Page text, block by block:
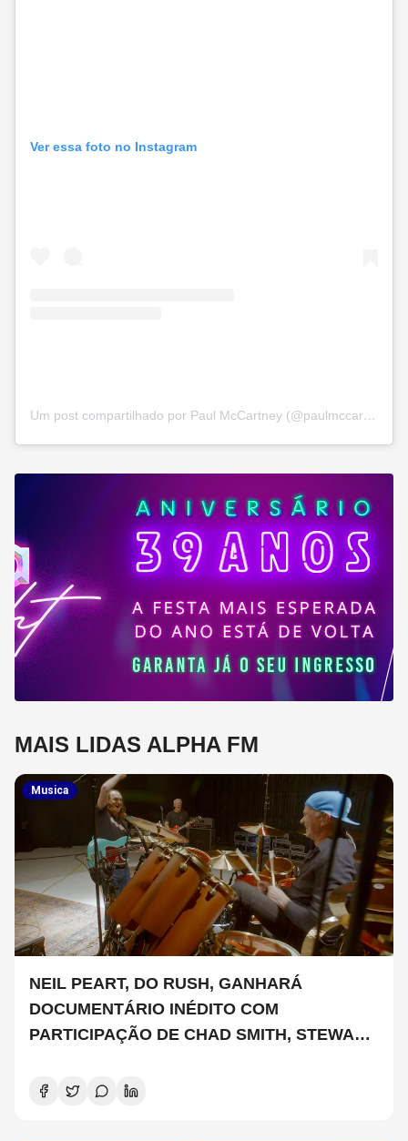
Ver essa foto no Instagram
Um post compartilhado por Paul McCartney (@paulmccartney)
MAIS LIDAS ALPHA FM
Musica
NEIL PEART, DO RUSH, GANHARÁ
DOCUMENTÁRIO INÉDITO COM
PARTICIPAÇÃO DE CHAD SMITH, STEWART